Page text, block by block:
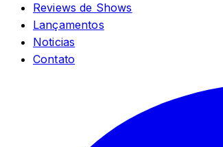
Reviews de Shows
Lançamentos
Noticias
Contato